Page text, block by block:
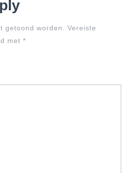
getoond worden.
Vereiste
met *